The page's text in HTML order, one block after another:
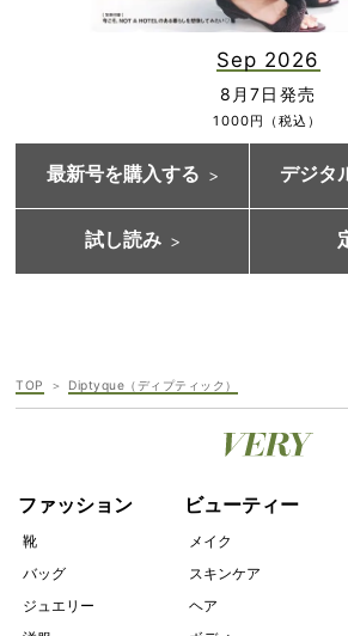
Sep 2026
8月7日発売
1000円（税込）
最新号を購入する デジタ
試し読み
TOP Diptyque（ディプティック）
ファッション
靴
バッグ
ジュエリー
ビューティー
メイク
スキンケア
ヘア